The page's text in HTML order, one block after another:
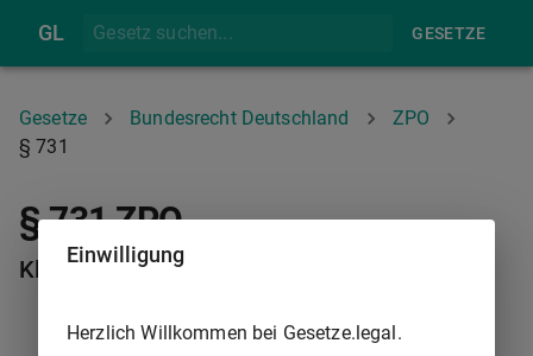
GL GESETZE
Gesetze Bundesrecht Deutschland
ZPO
§ 731
§ 731 ZPO
Klage auf Erteilung der Vollstreckungsklausel
Einwilligung
Herzlich Willkommen bei Gesetze.legal.